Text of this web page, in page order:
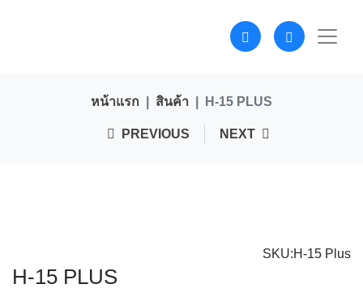
หน้าแรก สินค้า H-15 PLUS
PREVIOUS NEXT
SKU:H-15 Plus
H-15 PLUS